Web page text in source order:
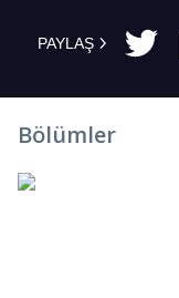
PAYLAŞ
Bölümler